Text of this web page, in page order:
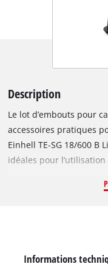
Description
Le lot d’embouts pour
accessoires pratiques
Einhell TE-SG 18/600 B
idéales pour
produit. Grâce à un
Informations